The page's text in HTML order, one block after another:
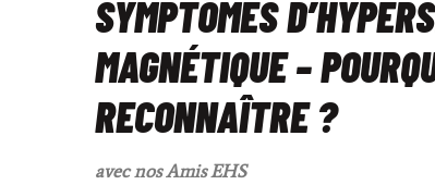
SYMPTÔMES
MAGNÉTIQUE –
RECONNAÎTRE ?
avec nos Amis EHS